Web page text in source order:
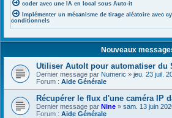
coder avec une IA en local sous Auto-it
Implémenter un mécanisme de tirage aléatoire avec
conditionnels
Nouveaux
Utiliser AutoIt pour automatiser du
Dernier message par Numeric » jeu. 23 juil.
Forum : Aide Générale
Récupérer le flux d'une caméra IP
Dernier message par Nine » sam. 13 juin
Forum : Aide Générale